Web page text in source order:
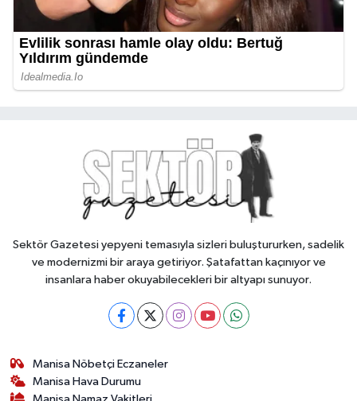
Sektör Gazetesi yepyeni temasıyla sizleri buluştururken, sadelik
ve modernizmi bir araya getiriyor. Şatafattan kaçınıyor ve
insanlara haber okuyabilecekleri bir altyapı sunuyor.
Manisa Nöbetçi Eczaneler
Manisa Hava Durumu